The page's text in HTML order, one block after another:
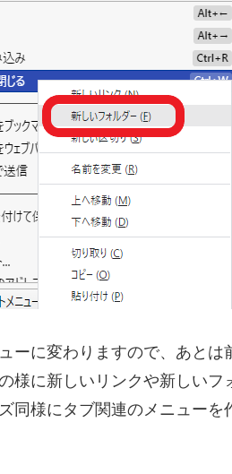
ーに変わりますので、あとは
様に新しいリンクや新しいフ
同様にタブ関連のメニューを